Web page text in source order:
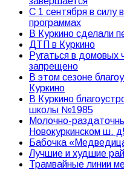
С 1 сентября в силу
программах
В Куркино сделали
ДТП в Куркино
Ругаться в домовых
запрещено
В этом сезоне
Куркино
В Куркино
школы №1985
Молочно-
Новокуркинском ш.
Бабочка
Лучшие и худшие
Трамвайные линии